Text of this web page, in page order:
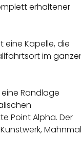
erhaltener
eine Kapelle, die
im
Randlage
Point Alpha. Der
Mahnmal